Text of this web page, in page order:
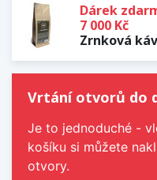
Dárek
7 000 Kč
Zrnková
Vrtání otvorů do
Je to jednoduché -
košíku si můžete
otvory.